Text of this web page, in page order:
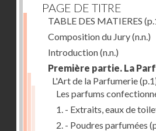
PAGE DE TITRE
TABLE DES MATIERES
Composition du Jury(n.n.)
Introduction(n.n.)
Première partie. La
L'Art de la Parfumerie
Les parfums
1. - Extraits, eaux de
2. - Poudres parfumées